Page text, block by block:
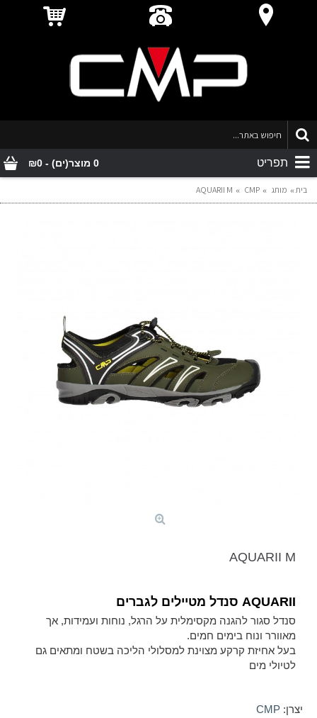
0 מוצר(ים) - ₪0 תפריט
בית מותג CMP
AQUARII M
AQUARII M
AQUARII סנדל מטיילים לגברים
סנדל סגור להגנה מקסימלית על הרגל, נוחות ועמידות, אך
מאוורר ונוח בימים חמים.
בעל אחיזת קרקע מצוינת למסלולי הליכה בשטח ומתאים גם
לטיולי מים
יצרן: CMP